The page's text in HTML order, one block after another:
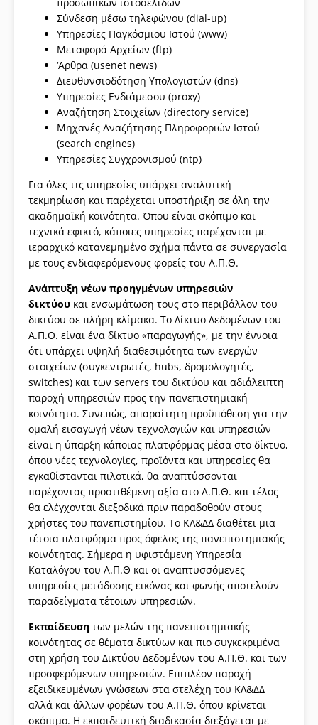
Σύνδεση μέσω τηλεφώνου (dial-up)
Υπηρεσίες Παγκόσμιου Ιστού (www)
Μεταφορά Αρχείων (ftp)
‘Αρθρα (usenet news)
Διευθυνσιοδότηση Υπολογιστών (dns)
Υπηρεσίες Ενδιάμεσου (proxy)
Αναζήτηση Στοιχείων (directory service)
Μηχανές Αναζήτησης Πληροφοριών Ιστού
(search engines)
Υπηρεσίες Συγχρονισμού (ntp)
Για όλες τις υπηρεσίες υπάρχει αναλυτική
τεκμηρίωση και παρέχεται υποστήριξη σε όλη την
ακαδημαϊκή κοινότητα. Όπου είναι σκόπιμο και
τεχνικά εφικτό, κάποιες υπηρεσίες παρέχονται με
ιεραρχικό κατανεμημένο σχήμα πάντα σε συνεργασία
με τους ενδιαφερόμενους φορείς του Α.Π.Θ.
Ανάπτυξη νέων προηγμένων υπηρεσιών
δικτύου και ενσωμάτωση τους στο περιβάλλον του
δικτύου σε πλήρη κλίμακα. Το Δίκτυο Δεδομένων του
Α.Π.Θ. είναι ένα δίκτυο «παραγωγής», με την έννοια
ότι υπάρχει υψηλή διαθεσιμότητα των ενεργών
στοιχείων (συγκεντρωτές, hubs, δρομολογητές,
switches) και των servers του δικτύου και αδιάλειπτη
παροχή υπηρεσιών προς την πανεπιστημιακή
κοινότητα. Συνεπώς, απαραίτητη προϋπόθεση για την
ομαλή εισαγωγή νέων τεχνολογιών και υπηρεσιών
είναι η ύπαρξη κάποιας πλατφόρμας μέσα στο δίκτυο,
όπου νέες τεχνολογίες, προϊόντα και υπηρεσίες θα
εγκαθίστανται πιλοτικά, θα αναπτύσσονται
παρέχοντας προστιθέμενη αξία στο Α.Π.Θ. και τέλος
θα ελέγχονται διεξοδικά πριν παραδοθούν στους
χρήστες του πανεπιστημίου. Το ΚΛ&ΔΔ διαθέτει μια
τέτοια πλατφόρμα προς όφελος της πανεπιστημιακής
κοινότητας. Σήμερα η υφιστάμενη Υπηρεσία
Καταλόγου του Α.Π.Θ και οι αναπτυσσόμενες
υπηρεσίες μετάδοσης εικόνας και φωνής αποτελούν
παραδείγματα τέτοιων υπηρεσιών.
Εκπαίδευση των μελών της πανεπιστημιακής
κοινότητας σε θέματα δικτύων και πιο συγκεκριμένα
στη χρήση του Δικτύου Δεδομένων του Α.Π.Θ. και των
προσφερόμενων υπηρεσιών. Επιπλέον παροχή
εξειδικευμένων γνώσεων στα στελέχη του ΚΛ&ΔΔ
αλλά και άλλων φορέων του Α.Π.Θ. όπου κρίνεται
σκόπιμο. Η εκπαιδευτική διαδικασία διεξάγεται με